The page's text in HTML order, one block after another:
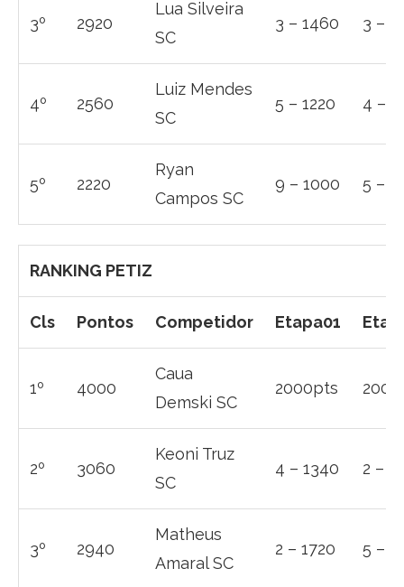
3º 2920
Lua Silveira
SC
3 – 1460 3 –
4º 2560
Luiz Mendes
SC
5 – 1220 4 –
5º 2220
Ryan
Campos SC
9 – 1000 5 –
RANKING PETIZ
Cls Pontos Competidor Etapa01
1º 4000
Caua
Demski SC
2000pts
2º 3060
Keoni Truz
SC
4 – 1340 2 –
3º 2940
Matheus
Amaral SC
2 – 1720 5 –